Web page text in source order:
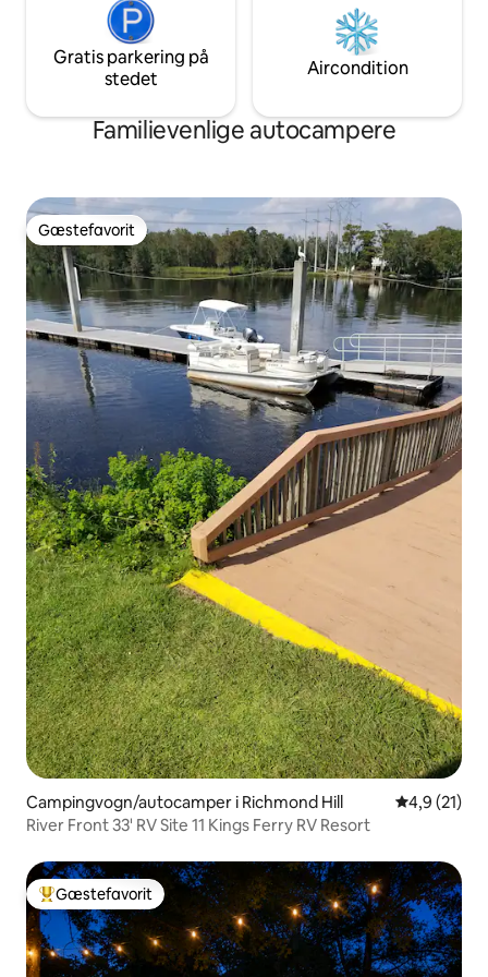
Gratis parkering på
stedet
Aircondition
Familievenlige autocampere
Gæstefavorit
Gæstefavorit
Campingvogn/autocamper i Richmond Hill 4,9 ud af 5
4,9 (21)
River Front 33' RV Site 11 Kings Ferry RV Resort
Bedste gæstefavorit
Gæstefavorit